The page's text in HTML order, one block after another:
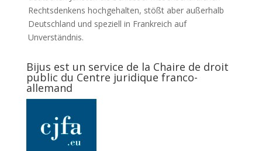
Rechtsdenkens hochgehalten, stößt aber außerhalb
Deutschland und speziell in Frankreich auf
Unverständnis.
Bijus est un service de la Chaire de droit
public du Centre juridique franco-
allemand